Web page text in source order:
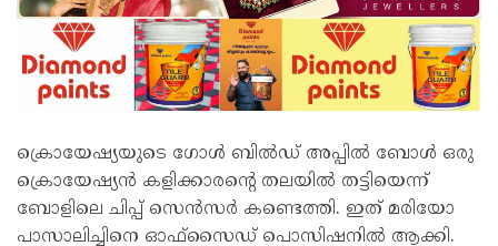
ക്രൊയേഷ്യയുടെ ഗോള്‍ ബില്‍ഡ് അപ്പില്‍ ബോള്‍ ഒരു
ക്രൊയേഷ്യന്‍ കളിക്കാരന്റെ തലയില്‍ തട്ടിയെന്ന്
ബോളിലെ ചിപ്പ് സെന്‍സര്‍ കണ്ടെത്തി. ഇത് മരിയോ
പാസാലിച്ചിനെ ഓഫ്സൈഡ് പൊസിഷനില്‍ ആക്കി.